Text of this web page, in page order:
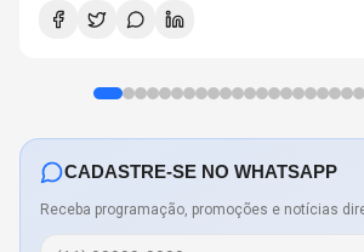
CADASTRE-SE NO WHATSAPP
Receba programação, promoções e notícias